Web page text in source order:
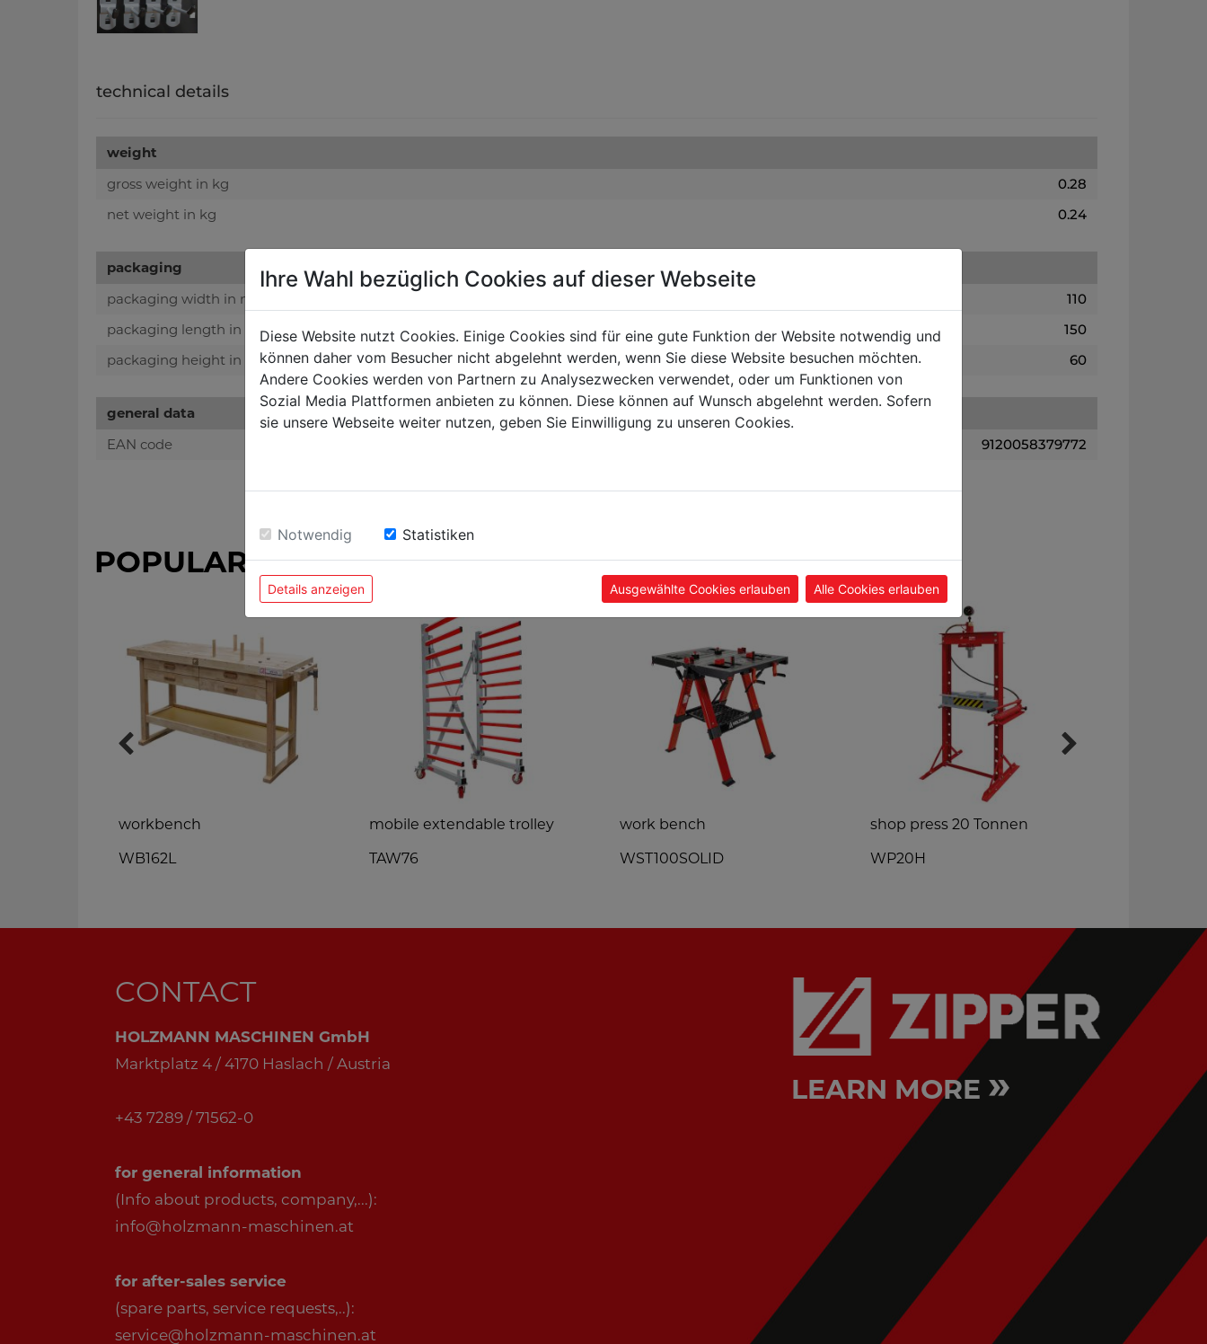
technical details
weight
gross weight in kg
0.28
net weight in kg
0.24
packaging
packaging width in mm
110
packaging length in mm
150
packaging height in mm
60
general data
EAN code
9120058379772
POPULAR PRODUCTS
workbench
WB162L
mobile extendable trolley
TAW76
work bench
WST100SOLID
shop press 20 Tonnen
WP20H
CONTACT
HOLZMANN MASCHINEN GmbH
Marktplatz 4 / 4170 Haslach / Austria
+43 7289 / 71562-0
for general information
(Info about products, company,...):
info@holzmann-maschinen.at
for after-sales service
(spare parts, service requests,..):
service@holzmann-maschinen.at
LEARN MORE »
Ihre Wahl bezüglich Cookies auf dieser Webseite
Diese Website nutzt Cookies. Einige Cookies sind für eine gute Funktion der Website notwendig und
können daher vom Besucher nicht abgelehnt werden, wenn Sie diese Website besuchen möchten.
Andere Cookies werden von Partnern zu Analysezwecken verwendet, oder um Funktionen von
Sozial Media Plattformen anbieten zu können. Diese können auf Wunsch abgelehnt werden. Sofern
sie unsere Webseite weiter nutzen, geben Sie Einwilligung zu unseren Cookies.
Notwendig Statistiken
Details anzeigen Ausgewählte Cookies erlauben Alle Cookies erlauben